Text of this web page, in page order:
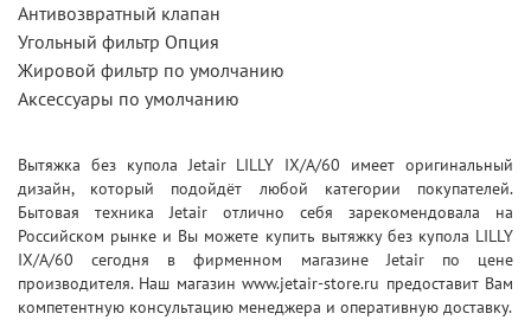
Антивозвратный клапан
Угольный фильтр Опция
Жировой фильтр по умолчанию
Аксессуары по умолчанию
Вытяжка без купола Jetair LILLY IX/A/60 имеет оригинальный
дизайн, который подойдёт любой категории покупателей.
Бытовая техника Jetair отлично себя зарекомендовала на
Российском рынке и Вы можете купить вытяжку без купола LILLY
IX/A/60 сегодня в фирменном магазине Jetair по цене
производителя. Наш магазин www.jetair-store.ru предоставит Вам
компетентную консультацию менеджера и оперативную доставку.